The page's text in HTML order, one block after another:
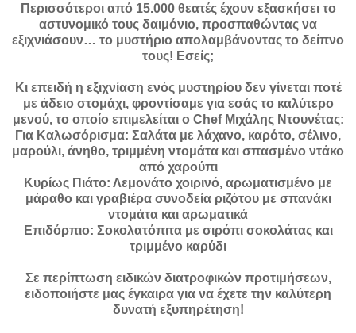
Περισσότεροι από 15.000 θεατές έχουν εξασκήσει το
αστυνομικό τους δαιμόνιο, προσπαθώντας να
εξιχνιάσουν… το μυστήριο απολαμβάνοντας το δείπνο
τους! Εσείς;
Κι επειδή η εξιχνίαση ενός μυστηρίου δεν γίνεται ποτέ
με άδειο στομάχι, φροντίσαμε για εσάς το καλύτερο
μενού, το οποίο επιμελείται ο Chef Μιχάλης Ντουνέτας:
Για Καλωσόρισμα: Σαλάτα με λάχανο, καρότο, σέλινο,
μαρούλι, άνηθο, τριμμένη ντομάτα και σπασμένο ντάκο
από χαρούπι
Κυρίως Πιάτο: Λεμονάτο χοιρινό, αρωματισμένο με
μάραθο και γραβιέρα συνοδεία ριζότου με σπανάκι
ντομάτα και αρωματικά
Επιδόρπιο: Σοκολατόπιτα με σιρόπι σοκολάτας και
τριμμένο καρύδι
Σε περίπτωση ειδικών διατροφικών προτιμήσεων,
ειδοποιήστε μας έγκαιρα για να έχετε την καλύτερη
δυνατή εξυπηρέτηση!